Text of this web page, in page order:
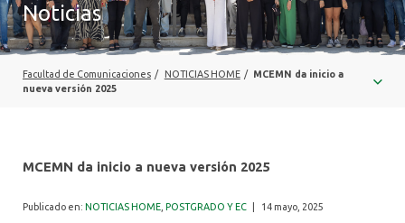
POSTGRADOS Y EDUCACIÓN CONTINUA
INVESTIGACIÓN
Noticias
Facultad de Comunicaciones / NOTICIAS HOME / MCEMN da inicio a
nueva versión 2025
MCEMN da inicio a nueva versión 2025
Publicado en: NOTICIAS HOME POSTGRADO Y EC 14 mayo, 2025